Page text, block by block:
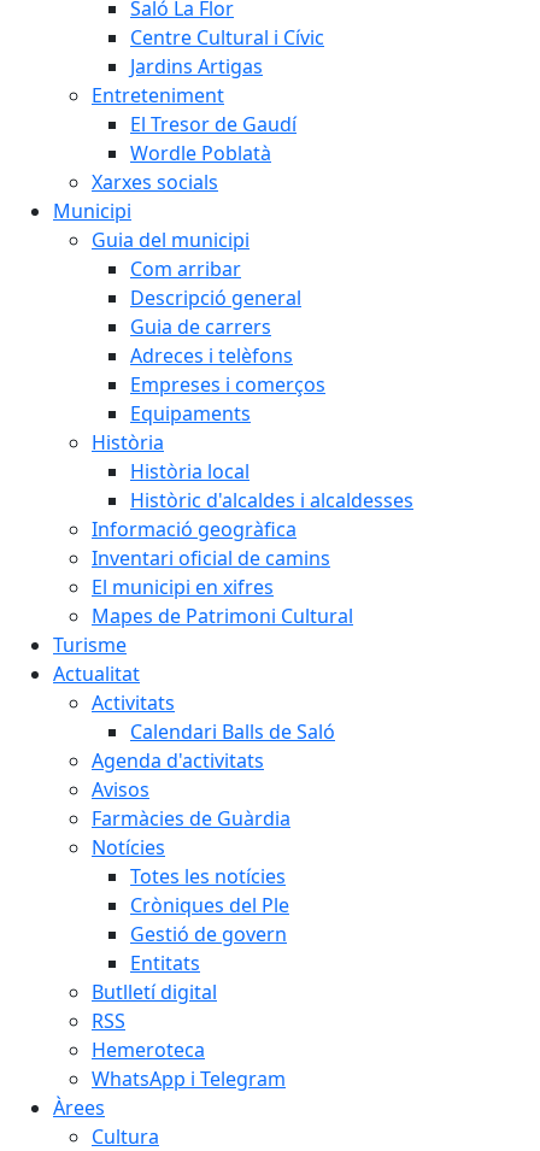
Saló La Flor
Centre Cultural i Cívic
Jardins Artigas
Entreteniment
El Tresor de Gaudí
Wordle Poblatà
Xarxes socials
Municipi
Guia del municipi
Com arribar
Descripció general
Guia de carrers
Adreces i telèfons
Empreses i comerços
Equipaments
Història
Història local
Històric d'alcaldes i alcaldesses
Informació geogràfica
Inventari oficial de camins
El municipi en xifres
Mapes de Patrimoni Cultural
Turisme
Actualitat
Activitats
Calendari Balls de Saló
Agenda d'activitats
Avisos
Farmàcies de Guàrdia
Notícies
Totes les notícies
Cròniques del Ple
Gestió de govern
Entitats
Butlletí digital
RSS
Hemeroteca
WhatsApp i Telegram
Àrees
Cultura